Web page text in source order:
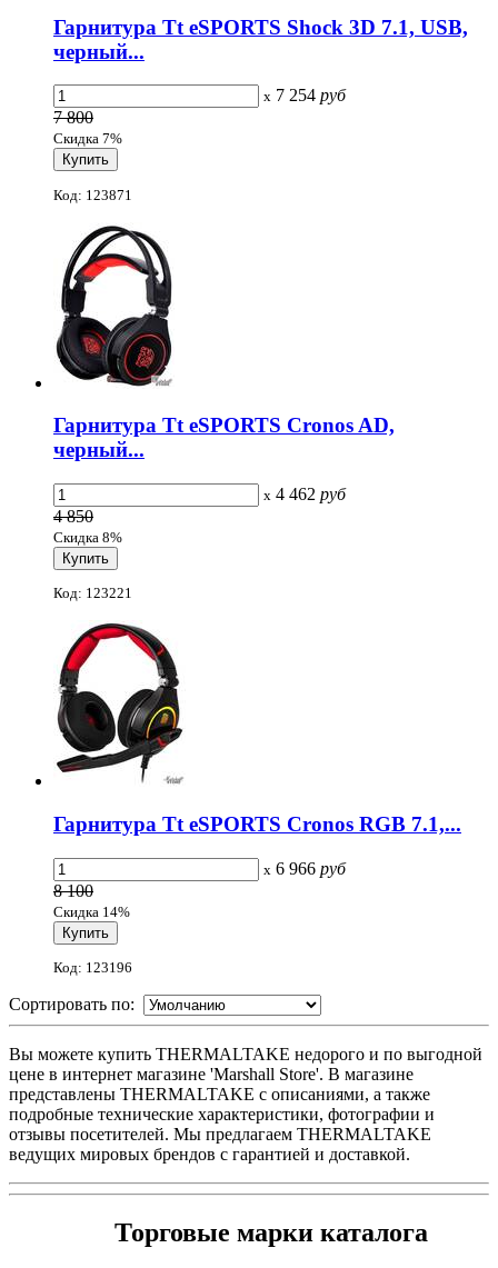
Гарнитура Tt eSPORTS Shock 3D 7.1, USB,
черный...
x 7 254 руб
7 800
Скидка 7%
Код: 123871
Гарнитура Tt eSPORTS Cronos AD,
черный...
x 4 462 руб
4 850
Скидка 8%
Код: 123221
Гарнитура Tt eSPORTS Cronos RGB 7.1,...
x 6 966 руб
8 100
Скидка 14%
Код: 123196
Сортировать по:
Вы можете купить THERMALTAKE недорого и по выгодной
цене в интернет магазине 'Marshall Store'. В магазине
представлены THERMALTAKE с описаниями, а также
подробные технические характеристики, фотографии и
отзывы посетителей. Мы предлагаем THERMALTAKE
ведущих мировых брендов с гарантией и доставкой.
Торговые марки каталога